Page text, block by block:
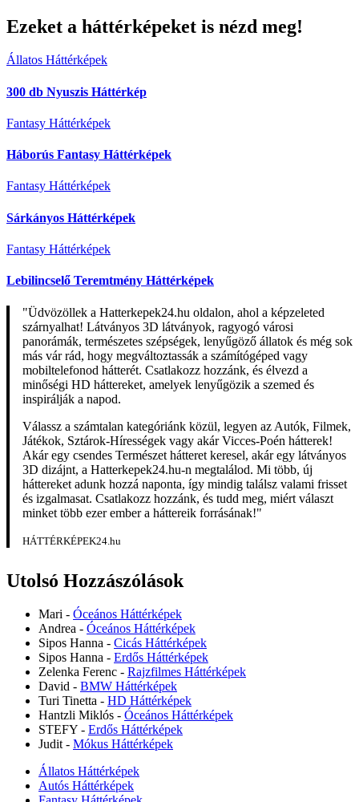
Ezeket a háttérképeket is nézd meg!
Állatos Háttérképek
300 db Nyuszis Háttérkép
Fantasy Háttérképek
Háborús Fantasy Háttérképek
Fantasy Háttérképek
Sárkányos Háttérképek
Fantasy Háttérképek
Lebilincselő Teremtmény Háttérképek
"Üdvözöllek a Hatterkepek24.hu oldalon, ahol a képzeleted
szárnyalhat! Látványos 3D látványok, ragyogó városi
panorámák, természetes szépségek, lenyűgöző állatok és még sok
más vár rád, hogy megváltoztassák a számítógéped vagy
mobiltelefonod hátterét. Csatlakozz hozzánk, és élvezd a
minőségi HD háttereket, amelyek lenyűgözik a szemed és
inspirálják a napod.
Válassz a számtalan kategóriánk közül, legyen az Autók, Filmek,
Játékok, Sztárok-Hírességek vagy akár Vicces-Poén hátterek!
Akár egy csendes Természet hátteret keresel, akár egy látványos
3D dizájnt, a Hatterkepek24.hu-n megtalálod. Mi több, új
háttereket adunk hozzá naponta, így mindig találsz valami frisset
és izgalmasat. Csatlakozz hozzánk, és tudd meg, miért választ
minket több ezer ember a háttereik forrásának!"
HÁTTÉRKÉPEK24.hu
Utolsó Hozzászólások
Mari - Óceános Háttérképek
Andrea - Óceános Háttérképek
Sipos Hanna - Cicás Háttérképek
Sipos Hanna - Erdős Háttérképek
Zelenka Ferenc - Rajzfilmes Háttérképek
David - BMW Háttérképek
Turi Tinetta - HD Háttérképek
Hantzli Miklós - Óceános Háttérképek
STEFY - Erdős Háttérképek
Judit- Mókus Háttérképek
Állatos Háttérképek
Autós Háttérképek